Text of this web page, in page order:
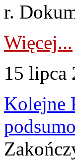
r.
Więcej...
15 lipca
Kolejne